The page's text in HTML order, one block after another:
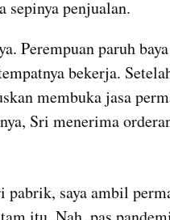
sepinya penjualan.
Perempuan paruh
bekerja.
membuka jasa
Sri menerima
pabrik, saya ambil